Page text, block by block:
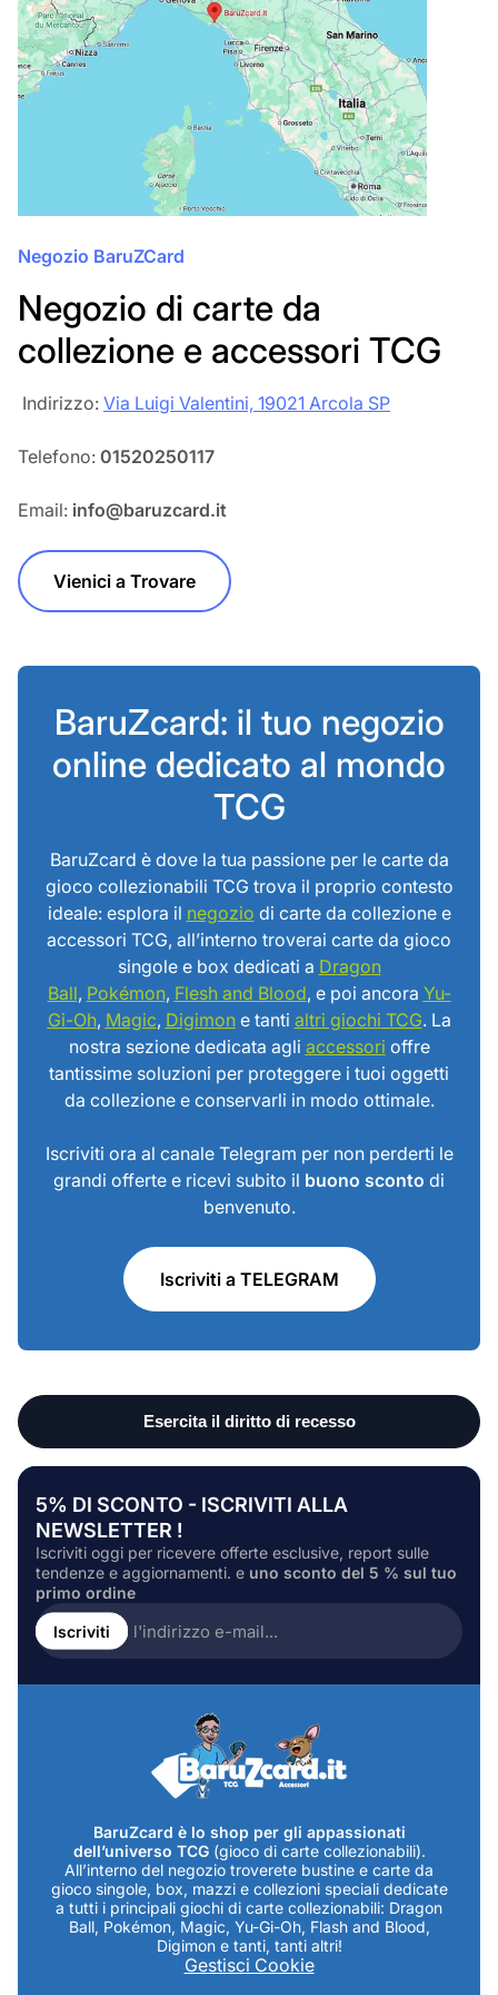
Negozio BaruZCard
Negozio di carte da
collezione e accessori TCG
‎‎ Indirizzo: Via Luigi Valentini, 19021 Arcola SP
Telefono: 01520250117
Email: info@baruzcard.it
Vienici a Trovare
BaruZcard: il tuo negozio
online dedicato al mondo
TCG
BaruZcard è dove la tua passione per le carte da
gioco collezionabili TCG trova il proprio contesto
ideale: esplora il negozio di carte da collezione e
accessori TCG, all’interno troverai carte da gioco
singole e box dedicati a Dragon
Ball, Pokémon, Flesh and Blood, e poi ancora Yu-
Gi-Oh, Magic, Digimone tanti altri giochi TCG. La
nostra sezione dedicata agli accessori offre
tantissime soluzioni per proteggere i tuoi oggetti
da collezione e conservarli in modo ottimale.
Iscriviti ora al canale Telegram per non perderti le
grandi offerte e ricevi subito il buono sconto di
benvenuto.
Iscriviti a TELEGRAM
5% DI SCONTO - ISCRIVITI ALLA
NEWSLETTER !
Iscriviti oggi per ricevere offerte esclusive, report sulle
tendenze e aggiornamenti. e uno sconto del 5 % sul tuo
primo ordine
Inserire
l'indirizzo
e-
Iscriviti
BaruZcard è lo shop per gli appassionati
dell’universo TCG (gioco di carte collezionabili).
All’interno del negozio troverete bustine e carte da
gioco singole, box, mazzi e collezioni speciali dedicate
a tutti i principali giochi di carte collezionabili: Dragon
Ball, Pokémon, Magic, Yu-Gi-Oh, Flash and Blood,
Digimon e tanti, tanti altri!
Gestisci Cookie